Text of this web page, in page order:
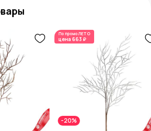
По промоЛЕТО
цена 663 ₽
-20%